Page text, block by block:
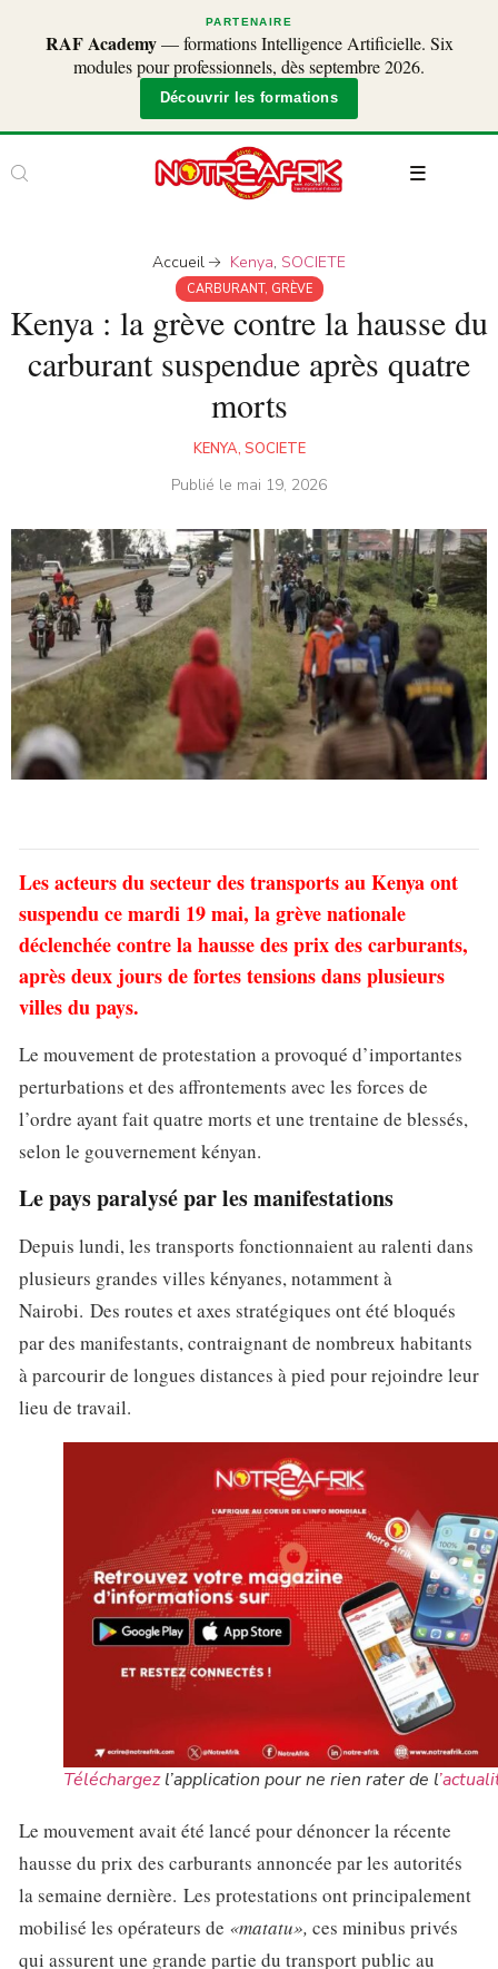
PARTENAIRE
RAF Academy— formations Intelligence Artificielle. Six
modules pour professionnels, dès septembre 2026.
Découvrir les formations
Accueil Kenya, SOCIETE
CARBURANT, GRÈVE
Kenya : la grève contre la hausse du
carburant suspendue après quatre
morts
KENYA, SOCIETE
Publié le mai 19, 2026
Les acteurs du secteur des transports au Kenya ont
suspendu ce mardi 19 mai, la grève nationale
déclenchée contre la hausse des prix des carburants,
après deux jours de fortes tensions dans plusieurs
villes du pays.
Le mouvement de protestation a provoqué d’importantes
perturbations et des affrontements avec les forces de
l’ordre ayant fait quatre morts et une trentaine de blessés,
selon le gouvernement kényan.
Le pays paralysé par les manifestations
Depuis lundi, les transports fonctionnaient au ralenti dans
plusieurs grandes villes kényanes, notamment à
Nairobi. Des routes et axes stratégiques ont été bloqués
par des manifestants, contraignant de nombreux habitants
à parcourir de longues distances à pied pour rejoindre leur
lieu de travail.
Téléchargezl’application pour ne rien rater de l
Le mouvement avait été lancé pour dénoncer la récente
hausse du prix des carburants annoncée par les autorités
la semaine dernière. Les protestations ont principalement
mobilisé les opérateurs de «matatu», ces minibus privés
qui assurent une grande partie du transport public au